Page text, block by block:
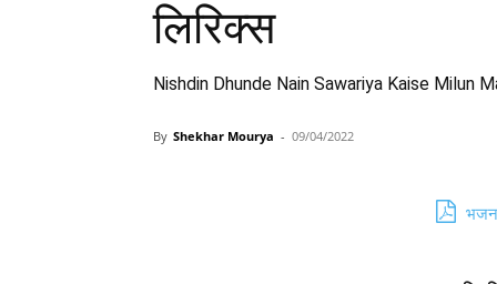
लिरिक्स
Nishdin Dhunde Nain Sawariya Kaise Milun
By Shekhar Mourya - 09/04/2022
भजन